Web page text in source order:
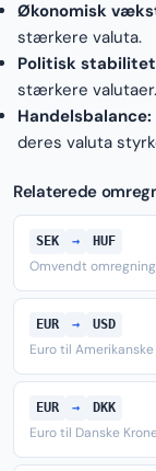
Økonomisk
stærkere valuta.
Politisk
stærkere valutaer.
Handelsbalance:
deres valuta
Relaterede
SEK → HUF
Omvendt omregning
EUR → USD
Euro til
EUR → DKK
Euro til Danske